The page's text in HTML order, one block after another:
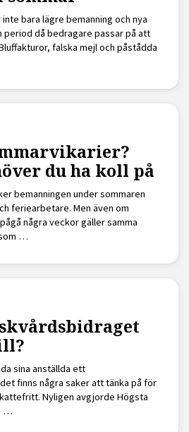
bara lägre bemanning och nya
period då bedragare passar på att
falska mejl och påstådda
du ha koll på
bemanningen under sommaren
feriearbetare. Men även om
några veckor gäller samma
…
sina anställda ett
finns några saker att tänka på för
Nyligen avgjorde Högsta
…